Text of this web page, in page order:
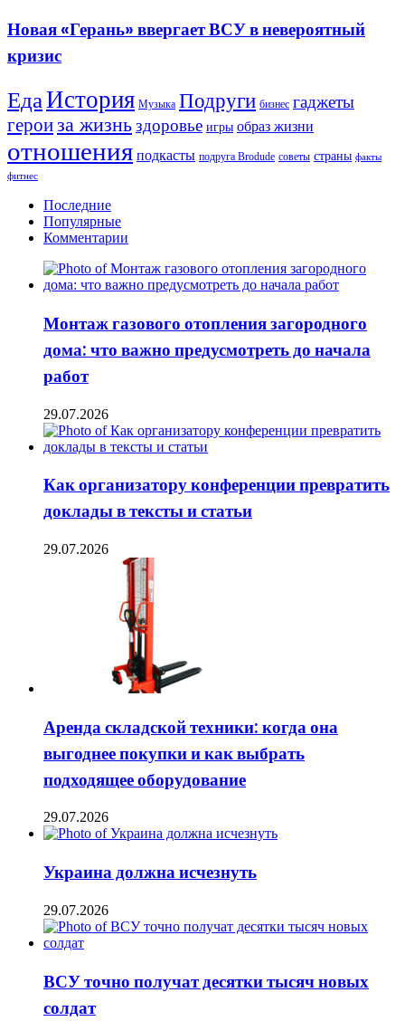
то
самое
событие,
многие
ждали
почти
четыре
года
ввергает
ВСУ
в
кризис
Новая «Герань» ввергает ВСУ в невероятный
кризис
ЕдаИстория Музыка Подруги бизнес гаджеты
героиза жизнь здоровье игры образ жизни
отношения подкасты подруга Brodude советы страны факты
фитнес
Последние
Популярные
Комментарии
Монтаж газового отопления загородного
дома: что важно предусмотреть до начала
работ
29.07.2026
Как организатору конференции превратить
доклады в тексты и статьи
29.07.2026
Аренда складской техники: когда она
выгоднее покупки и как выбрать
подходящее оборудование
29.07.2026
Украина должна исчезнуть
29.07.2026
ВСУ точно получат десятки тысяч новых
солдат